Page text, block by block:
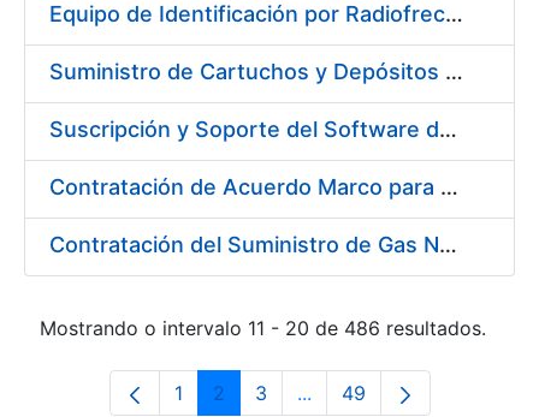
Equipo de Identificación por Radiofrecuencia (RFID)
Suministro de Cartuchos y Depósitos de Tinta Originales para Impresoras
Suscripción y Soporte del Software de Diseño Carveco
Contratación de Acuerdo Marco para el Suministro de Rodamientos y Material de Transmisiones para la Fábrica Nacional de Moneda y Timbre – Real Casa de la Moneda
Contratación del Suministro de Gas Natural para la Fábrica Nacional de Moneda y Timbre – Real Casa de Moneda, en sus centros de trabajo de Madrid y Burgos
Mostrando o intervalo 11 - 20 de 486 resultados.
Páxina
1 Páxina
2 Páxina
3 ...Páxinas intermedias Use
Páxina
49